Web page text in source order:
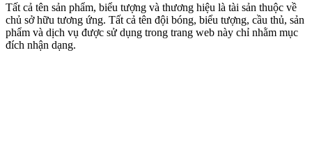
Tất cả tên sản phẩm, biểu tượng và thương hiệu là tài sản thuộc về
chủ sở hữu tương ứng. Tất cả tên đội bóng, biểu tượng, cầu thủ, sản
phẩm và dịch vụ được sử dụng trong trang web này chỉ nhằm mục
đích nhận dạng.